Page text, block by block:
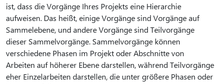
ist, dass die Vorgänge Ihres Projekts eine Hierarchie
aufweisen. Das heißt, einige Vorgänge sind Vorgänge auf
Sammelebene, und andere Vorgänge sind Teilvorgänge
dieser Sammelvorgänge. Sammelvorgänge können
verschiedene Phasen im Projekt oder Abschnitte von
Arbeiten auf höherer Ebene darstellen, während Teilvorgänge
eher Einzelarbeiten darstellen, die unter größere Phasen oder